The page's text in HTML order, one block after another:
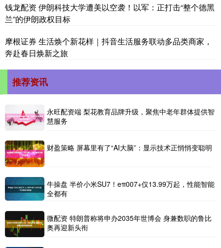
钱龙配资 伊朗科技大学遭美以空袭！以军：正打击“整个德黑
兰”的伊朗政权目标
摩根证券 生活焕个新花样｜抖音生活服务联动多品类商家，
奔赴春日焕新之旅
推荐资讯
永旺配资端 梨花教育品牌升级，聚焦中老年群体提供智
慧服务
财盈策略 屏幕里有了“AI大脑”：显示技术正悄悄变聪明
牛操盘 半价小米SU7！eπ007+仅13.99万起，性能智能
全都有
微配资 特朗普称将申办2035年世博会 身兼数职的鲁比
奥再迎新头衔